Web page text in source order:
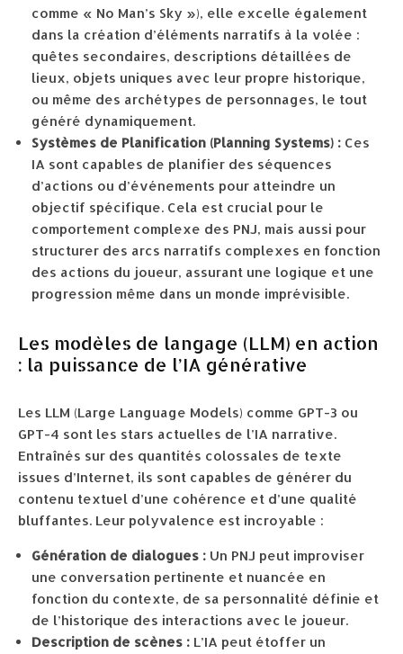
comme « No Man’s Sky »), elle excelle également
dans la création d’éléments narratifs à la volée :
quêtes secondaires, descriptions détaillées de
lieux, objets uniques avec leur propre historique,
ou même des archétypes de personnages, le tout
généré dynamiquement.
Systèmes de Planification (Planning Systems) : Ces
IA sont capables de planifier des séquences
d’actions ou d’événements pour atteindre un
objectif spécifique. Cela est crucial pour le
comportement complexe des PNJ, mais aussi pour
structurer des arcs narratifs complexes en fonction
des actions du joueur, assurant une logique et une
progression même dans un monde imprévisible.
Les modèles de langage (LLM) en action
: la puissance de l’IA générative
Les LLM (Large Language Models) comme GPT-3 ou
GPT-4 sont les stars actuelles de l’IA narrative.
Entraînés sur des quantités colossales de texte
issues d’Internet, ils sont capables de générer du
contenu textuel d’une cohérence et d’une qualité
bluffantes. Leur polyvalence est incroyable :
Génération de dialogues : Un PNJ peut improviser
une conversation pertinente et nuancée en
fonction du contexte, de sa personnalité définie et
de l’historique des interactions avec le joueur.
Description de scènes : L’IA peut étoffer un